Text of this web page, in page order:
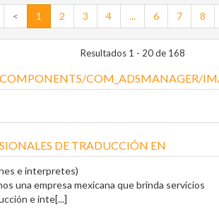
< 1 2 3 4 ... 6 7 8
Resultados 1 - 20 de 168
DE TRADUCCIÓN EN
e interpretes)
una empresa mexicana que brinda servicios
e inte[...]